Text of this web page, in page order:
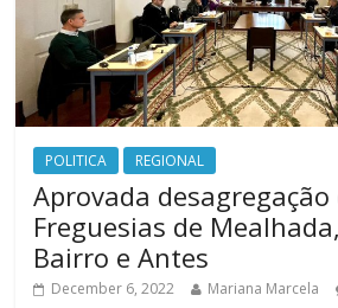
POLITICA REGIONAL
Aprovada
Freguesias de
Bairro e Antes
December 6, 2022 Mariana Marcela